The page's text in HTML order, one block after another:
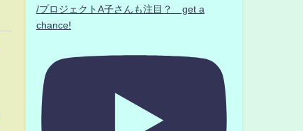
/プロジェクトA子さんも注目？ get a
chance!